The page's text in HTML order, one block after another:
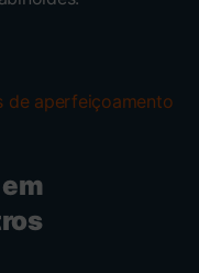
de aperfeiçoamento